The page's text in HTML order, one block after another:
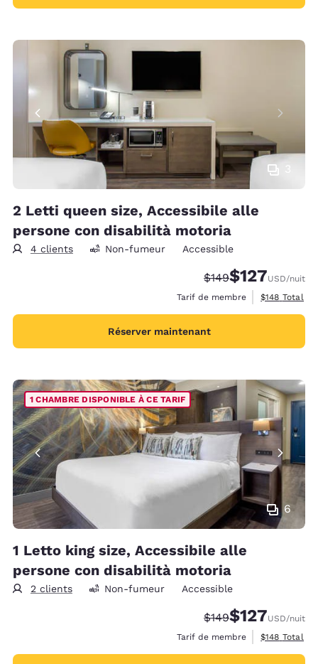
3
2 Letti queen size, Accessibile alle
persone con disabilità motoria
4 clients Non-fumeur Accessible
Tarif barré :
$149Tarif réduit :
$127USD/nuit
Tarif de membre
Afficher les
$148 Total
Réserver maintenant
6
1 CHAMBRE DISPONIBLE À CE TARIF
1 Letto king size, Accessibile alle
persone con disabilità motoria
2 clients Non-fumeur Accessible
Tarif barré :
$149Tarif réduit :
$127USD/nuit
Tarif de membre
Afficher les
$148 Total